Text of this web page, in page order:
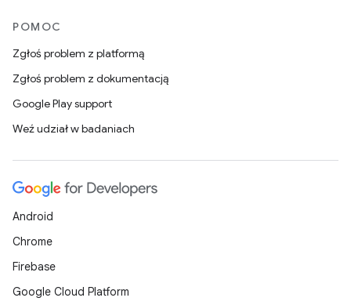
POMOC
Zgłoś problem z platformą
Zgłoś problem z dokumentacją
Google Play support
Weź udział w badaniach
Android
Chrome
Firebase
Google Cloud Platform